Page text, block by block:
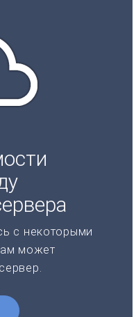
с некоторыми
может